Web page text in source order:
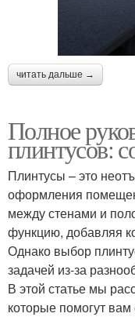
читать дальше →
Полное
плинтусов:
Плинтусы – это
оформления
между стенами и
функцию, добавляя
Однако выбор
задачей из-за
В этой статье мы
которые помогут